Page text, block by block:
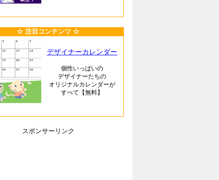
☆ 注目コンテンツ ☆
デザイナーカレンダー
個性いっぱいの
デザイナーたちの
オリジナルカレンダーが
すべて【無料】
スポンサーリンク